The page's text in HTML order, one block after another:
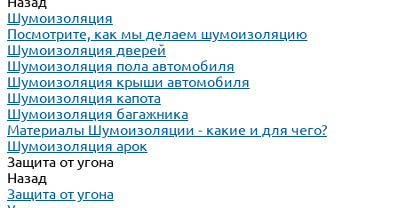
Шумоизоляция
Посмотрите, как мы делаем шумоизоляцию
Шумоизоляция дверей
Шумоизоляция пола автомобиля
Шумоизоляция крыши автомобиля
Шумоизоляция капота
Шумоизоляция багажника
Материалы Шумоизоляции - какие и для чего?
Шумоизоляция арок
Защита от угона
Назад
Защита от угона